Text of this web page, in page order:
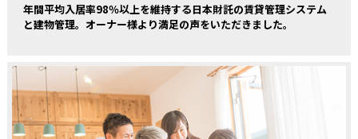
年間平均入居率98％以上を維持する日本財託の賃貸管理システム
と建物管理。オーナー様より満足の声をいただきました。